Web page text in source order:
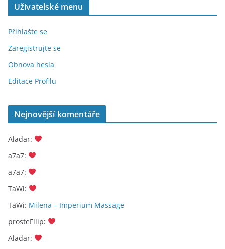
Uživatelské menu
Přihlašte se
Zaregistrujte se
Obnova hesla
Editace Profilu
Nejnovější komentáře
Aladar:
a7a7:
a7a7:
TaWi:
TaWi: Milena – Imperium Massage
prosteFilip:
Aladar: